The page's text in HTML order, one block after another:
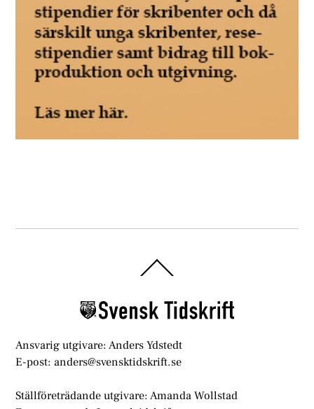
To
Ansvarig utgivare: Anders Ydstedt
E-post: anders@svensktidskrift.se
Ställföreträdande utgivare: Amanda Wollstad